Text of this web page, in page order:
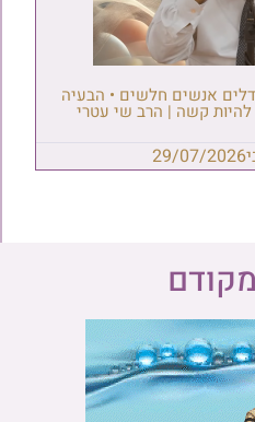
אנשים חלשים • הבעיה
קשה | הרב שי עטרי
29/07/2026